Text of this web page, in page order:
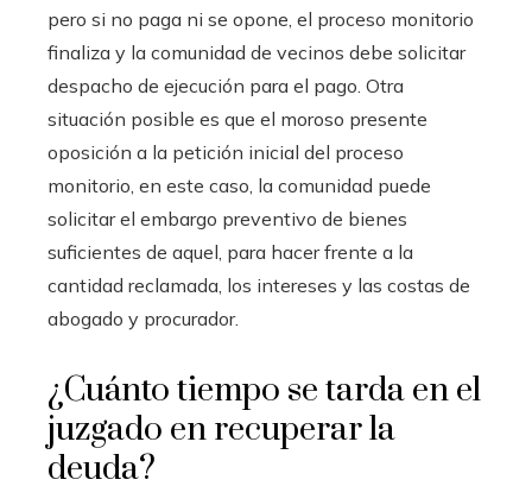
pero si no paga ni se opone, el proceso monitorio
finaliza y la comunidad de vecinos debe solicitar
despacho de ejecución para el pago. Otra
situación posible es que el moroso presente
oposición a la petición inicial del proceso
monitorio, en este caso, la comunidad puede
solicitar el embargo preventivo de bienes
suficientes de aquel, para hacer frente a la
cantidad reclamada, los intereses y las costas de
abogado y procurador.
¿Cuánto tiempo se tarda en el
juzgado en recuperar la
deuda?